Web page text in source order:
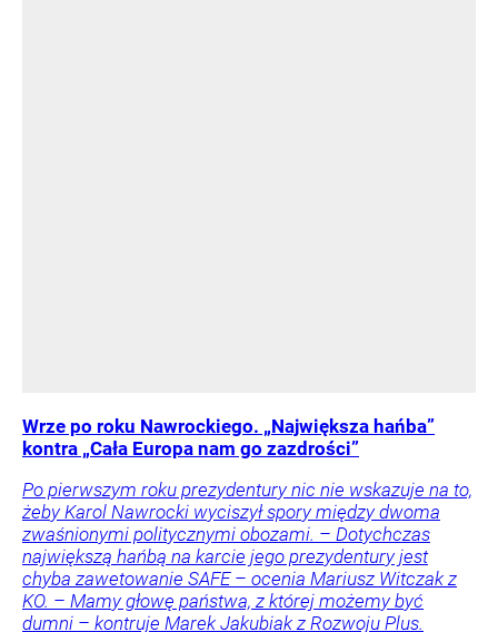
Wrze po roku Nawrockiego. „Największa hańba”
kontra „Cała Europa nam go zazdrości”
Po pierwszym roku prezydentury nic nie wskazuje na to,
żeby Karol Nawrocki wyciszył spory między dwoma
zwaśnionymi politycznymi obozami. – Dotychczas
największą hańbą na karcie jego prezydentury jest
chyba zawetowanie SAFE – ocenia Mariusz Witczak z
KO. – Mamy głowę państwa, z której możemy być
dumni – kontruje Marek Jakubiak z Rozwoju Plus.